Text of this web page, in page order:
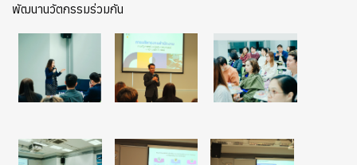
พัฒนานวัตกรรมร่วมกัน